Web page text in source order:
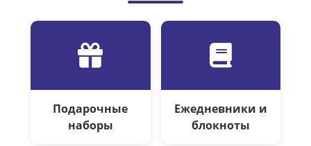
Подарочные
наборы
Ежедневники и
блокноты